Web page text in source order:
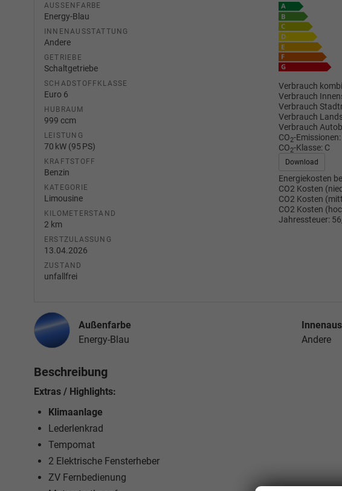
AUSSENFARBE
Energy-Blau
INNENAUSSTATTUNG
Andere
GETRIEBE
Schaltgetriebe
SCHADSTOFFKLASSE
Euro 6
HUBRAUM
999 ccm
LEISTUNG
70 kW (95 PS)
KRAFTSTOFF
Benzin
KATEGORIE
Limousine
KILOMETERSTAND
2 km
ERSTZULASSUNG
13.04.2026
ZUSTAND
unfallfrei
Verbrauch
Verbrauch
Verbrauch
Verbrauch
Verbrauch
CO2-Emissionen:
CO2-Klasse: C
Download
Energiekosten
CO2 Kosten
CO2 Kosten
CO2 Kosten
Jahressteuer:
Außenfarbe
Energy-Blau
Andere
Beschreibung
Extras / Highlights:
Klimaanlage
Lederlenkrad
Tempomat
2 Elektrische Fensterheber
ZV Fernbedienung